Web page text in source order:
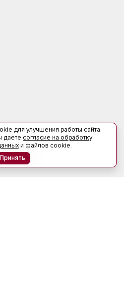
для улучшения работы сайта.
даете согласие на обработку
и файлов cookie.
Принять